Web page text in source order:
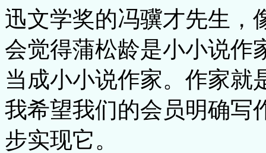
迅文学奖的冯骥才先生，
会觉得蒲松龄是小小说作
当成小小说作家。作家就
我希望我们的会员明确写
步实现它。